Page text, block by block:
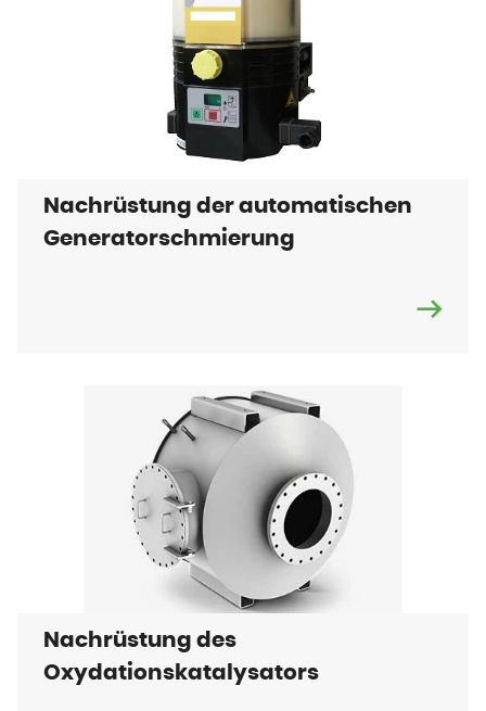
Nachrüstung der automatischen
Generatorschmierung
Nachrüstung des
Oxydationskatalysators